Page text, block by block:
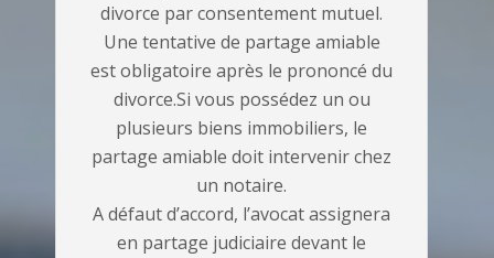
divorce par consentement mutuel.
Une tentative de partage amiable
est obligatoire après le prononcé du
divorce.Si vous possédez un ou
plusieurs biens immobiliers, le
partage amiable doit intervenir chez
un notaire.
A défaut d’accord, l’avocat assignera
en partage judiciaire devant le